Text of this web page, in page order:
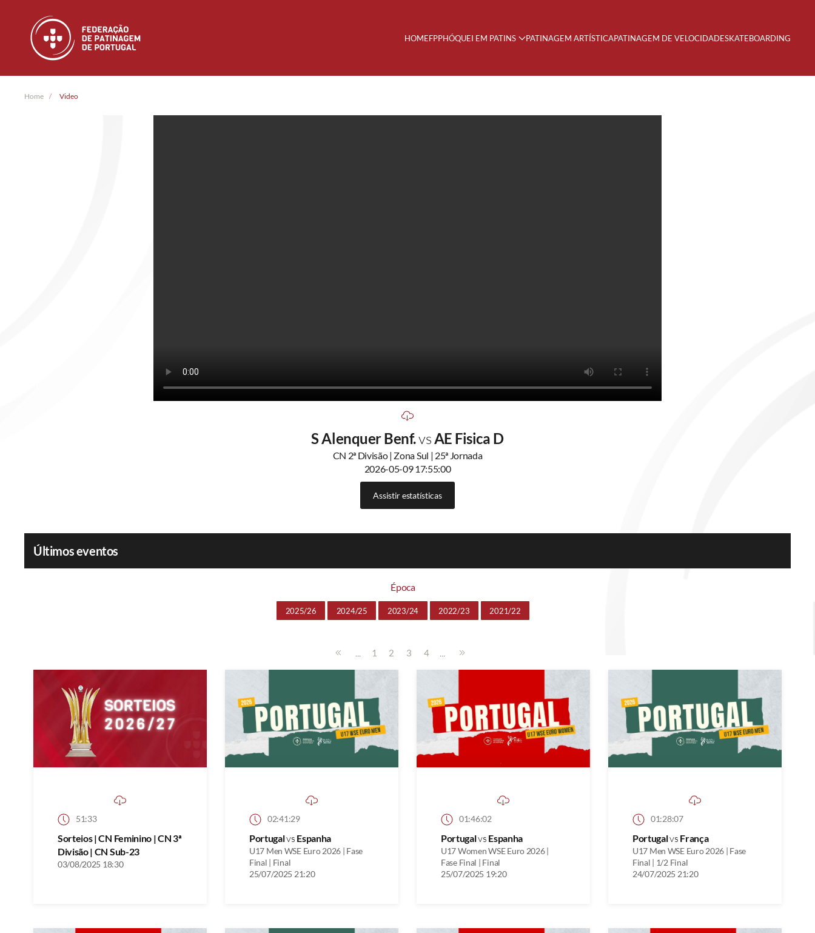
Skip to main content HOMEFPPHÓQUEI EM PATINS PATINAGEM ARTÍSTICAPATINAGEM DE VELOCIDADESKATEBOARDING
Home Video
S Alenquer Benf.vsAE Fisica D
CN 2ª Divisão | Zona Sul | 25ª Jornada
2026-05-09 17:55:00
Assistir estatísticas
Últimos eventos
Época
2025/26 2024/25 2023/24 2022/23 2021/22
... 1 2 3 4 ...
51:33
Sorteios | CN Feminino | CN 3ª
Divisão | CN Sub-23
03/08/2025 18:30
02:41:29
Portugalvs Espanha
U17 Men WSE Euro 2026 | Fase
Final | Final
25/07/2025 21:20
01:46:02
Portugalvs Espanha
U17 Women WSE Euro 2026 |
Fase Final | Final
25/07/2025 19:20
01:28:07
Portugalvs França
U17 Men WSE Euro 2026 | Fase
Final | 1/2 Final
24/07/2025 21:20